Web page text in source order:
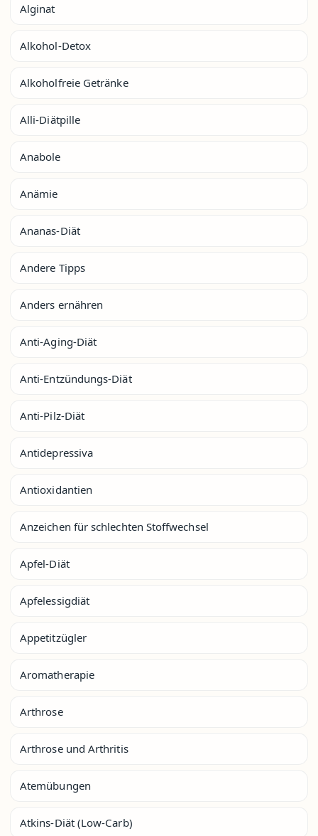
Alginat
Alkohol-Detox
Alkoholfreie Getränke
Alli-Diätpille
Anabole
Anämie
Ananas-Diät
Andere Tipps
Anders ernähren
Anti-Aging-Diät
Anti-Entzündungs-Diät
Anti-Pilz-Diät
Antidepressiva
Antioxidantien
Anzeichen für schlechten Stoffwechsel
Apfel-Diät
Apfelessigdiät
Appetitzügler
Aromatherapie
Arthrose
Arthrose und Arthritis
Atemübungen
Atkins-Diät (Low-Carb)